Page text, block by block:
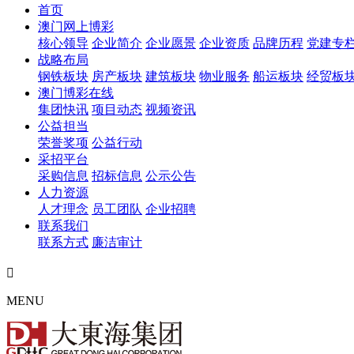
首页
澳门网上博彩
核心领导 企业简介 企业愿景 企业资质 品牌历程 党建专
战略布局
钢铁板块 房产板块 建筑板块 物业服务 船运板块 经贸板
澳门博彩在线
集团快讯 项目动态 视频资讯
公益担当
荣誉奖项 公益行动
采招平台
采购信息 招标信息 公示公告
人力资源
人才理念 员工团队 企业招聘
联系我们
联系方式 廉洁审计

MENU